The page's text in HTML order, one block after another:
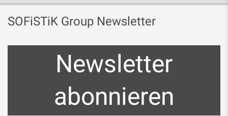
SOFiSTiK Group Newsletter
Newsletter
abonnieren